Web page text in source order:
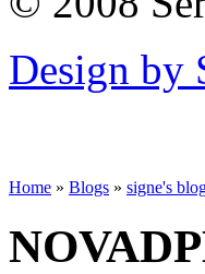
Design by
Home » Blogs » signe's